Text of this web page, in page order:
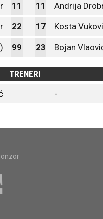
11 11 Andrija
22 17 Kosta
99 23 Bojan
TRENERI
-